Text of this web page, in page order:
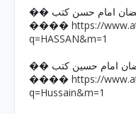
فیضان امام حسن کتب
���� https://
q=HASSAN&m=1
امام حسین کتب
���� https://
q=Hussain&m=1